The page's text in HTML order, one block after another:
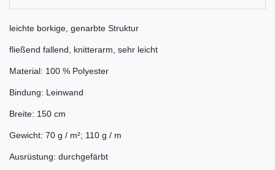
leichte borkige, genarbte Struktur
fließend fallend, knitterarm, sehr leicht
Material: 100 % Polyester
Bindung: Leinwand
Breite: 150 cm
Gewicht: 70 g / m²; 110 g / m
Ausrüstung: durchgefärbt